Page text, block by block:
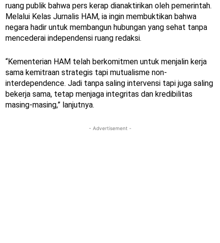
ruang publik bahwa pers kerap dianaktirikan oleh pemerintah.
Melalui Kelas Jurnalis HAM, ia ingin membuktikan bahwa
negara hadir untuk membangun hubungan yang sehat tanpa
mencederai independensi ruang redaksi.
“Kementerian HAM telah berkomitmen untuk menjalin kerja
sama kemitraan strategis tapi mutualisme non-
interdependence. Jadi tanpa saling intervensi tapi juga saling
bekerja sama, tetap menjaga integritas dan kredibilitas
masing-masing,” lanjutnya.
- Advertisement -